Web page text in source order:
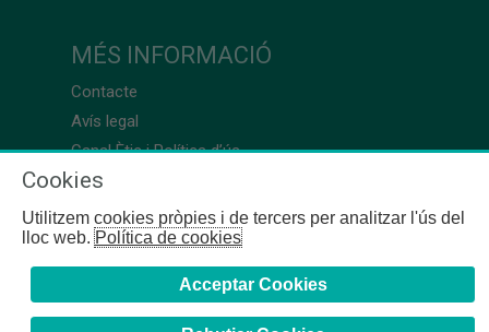
MÉS INFORMACIÓ
Contacte
Avís legal
Canal Ètic i Política d’ús
Cookies
Utilitzem cookies pròpies i de tercers per analitzar l'ús del
lloc web.Política de cookies
Acceptar Cookies